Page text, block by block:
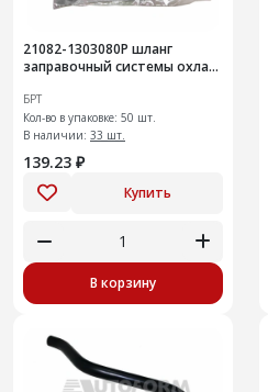
21082-1303080Р шланг
заправочный системы охлаж
БРТ
Кол-во в упаковке: 50 шт.
В наличии: 33 шт.
139.23 ₽
Купить
В корзину